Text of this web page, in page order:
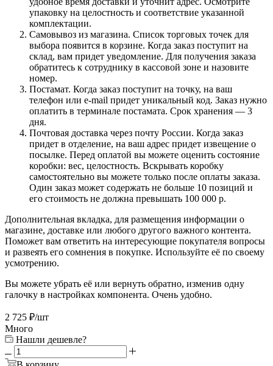
упаковку на целостность и соответствие указанной
комплектации.
Самовывоз из магазина. Список торговых точек для
выбора появится в корзине. Когда заказ поступит на
склад, вам придет уведомление. Для получения заказа
обратитесь к сотруднику в кассовой зоне и назовите
номер.
Постамат. Когда заказ поступит на точку, на ваш
телефон или e-mail придет уникальный код. Заказ нужно
оплатить в терминале постамата. Срок хранения — 3
дня.
Почтовая доставка через почту России. Когда заказ
придет в отделение, на ваш адрес придет извещение о
посылке. Перед оплатой вы можете оценить состояние
коробки: вес, целостность. Вскрывать коробку
самостоятельно вы можете только после оплаты заказа.
Один заказ может содержать не больше 10 позиций и
его стоимость не должна превышать 100 000 р.
Дополнительная вкладка, для размещения информации о
магазине, доставке или любого другого важного контента.
Поможет вам ответить на интересующие покупателя вопросы
и развеять его сомнения в покупке. Используйте её по своему
усмотрению.
Вы можете убрать её или вернуть обратно, изменив одну
галочку в настройках компонента. Очень удобно.
2 725 ₽/шт
Много
Нашли дешевле?